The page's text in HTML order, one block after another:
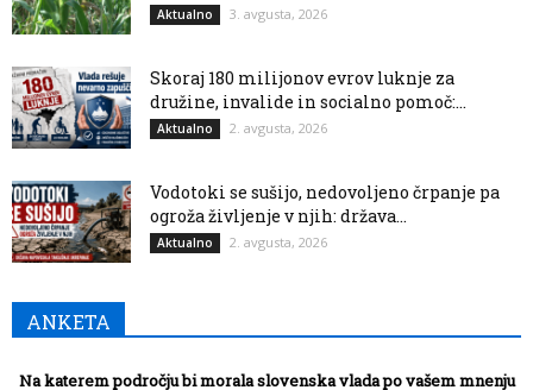
Aktualno 3. avgusta, 2026
Skoraj 180 milijonov evrov luknje za
družine, invalide in socialno pomoč:...
Aktualno 2. avgusta, 2026
Vodotoki se sušijo, nedovoljeno črpanje pa
ogroža življenje v njih: država...
Aktualno 2. avgusta, 2026
ANKETA
Na katerem področju bi morala slovenska vlada po vašem mnenju